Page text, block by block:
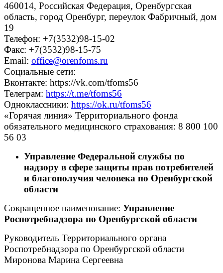
460014, Российская Федерация, Оренбургская
область, город Оренбург, переулок Фабричный, дом
19
Телефон: +7(3532)98-15-02
Факс: +7(3532)98-15-75
Email: office@orenfoms.ru
Социальные сети:
Вконтакте: https://vk.com/tfoms56
Телеграм: https://t.me/tfoms56
Одноклассники: https://ok.ru/tfoms56
«Горячая линия» Территориального фонда
обязательного медицинского страхования: 8 800 100
56 03
Управление Федеральной службы по
надзору в сфере защиты прав потребителей
и благополучия человека по Оренбургской
области
Сокращенное наименование: Управление
Роспотребнадзора по Оренбургской области
Руководитель Территориального органа
Роспотребнадзора по Оренбургской области
Миронова Марина Сергеевна